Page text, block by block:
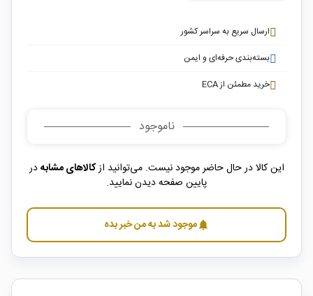
ارسال سریع به سراسر کشور
بسته‌بندی حرفه‌ای و ایمن
خرید مطمئن از ECA
ناموجود
این کالا در حال حاضر موجود نیست. می‌توانید ازکالاهای مشابهدر
پایین صفحه دیدن نمایید.
notificationsموجود شد به من خبر بده